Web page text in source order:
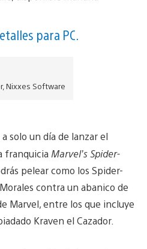
para PC.
Nixxes Software
solo un día de lanzar el
franquicia Marvel’s Spider-
pelear como los Spider-
contra un abanico de
Marvel, entre los que incluye
Kraven el Cazador.